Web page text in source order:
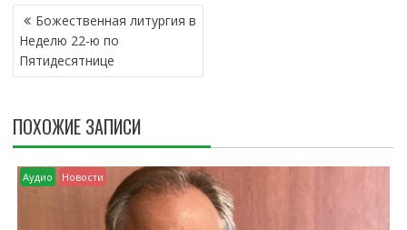
Н
А
В
И
А
Ц
И
Я
П
Божественная литургия в
Неделю 22-ю по
Пятидесятнице
ПОХОЖИЕ ЗАПИСИ
Аудио Новости